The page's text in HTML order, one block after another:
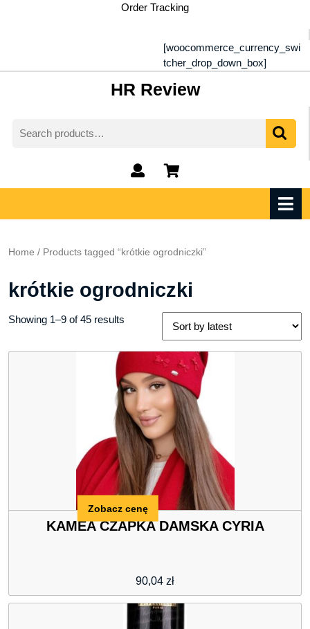
Order Tracking
[woocommerce_currency_swi
tcher_drop_down_box]
HR Review
for:
My
Account
shopping
cart
Home / Products tagged “krótkie ogrodniczki”
krótkie ogrodniczki
Showing 1–9 of 45 results
KAMEA CZAPKA DAMSKA CYRIA
90,04 zł
Zobacz cenę